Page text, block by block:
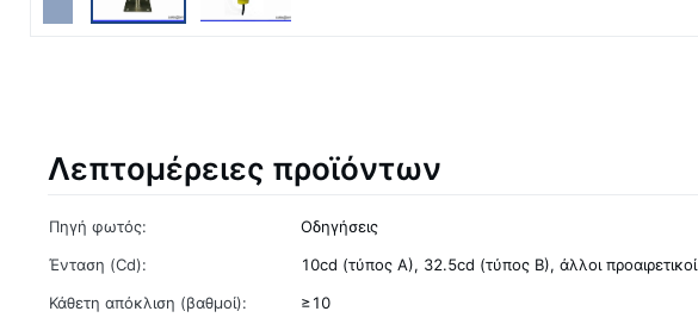
Λεπτομέρειες προϊόντων
Πηγή φωτός: Οδηγήσεις
Ένταση (Cd):
10cd (τύπος Α), 32.5cd (τύπος Β), άλλοι προαιρετικοί
Κάθετη απόκλιση (βαθμοί):
≥10